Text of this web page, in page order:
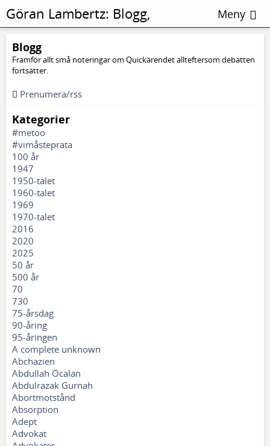
Blogg
Framför allt små noteringar om Quickärendet allteftersom debatten
fortsätter.
Prenumera/rss
Kategorier
#metoo
#vimåsteprata
100 år
1947
1950-talet
1960-talet
1969
1970-talet
2016
2020
2025
50 år
500 år
70
730
75-årsdag
90-åring
95-åringen
A complete unknown
Abchazien
Abdullah Öcalan
Abdulrazak Gurnah
Abortmotstånd
Absorption
Adept
Advokat
Göran Lambertz: Blogg,
Homosexualitet
Meny